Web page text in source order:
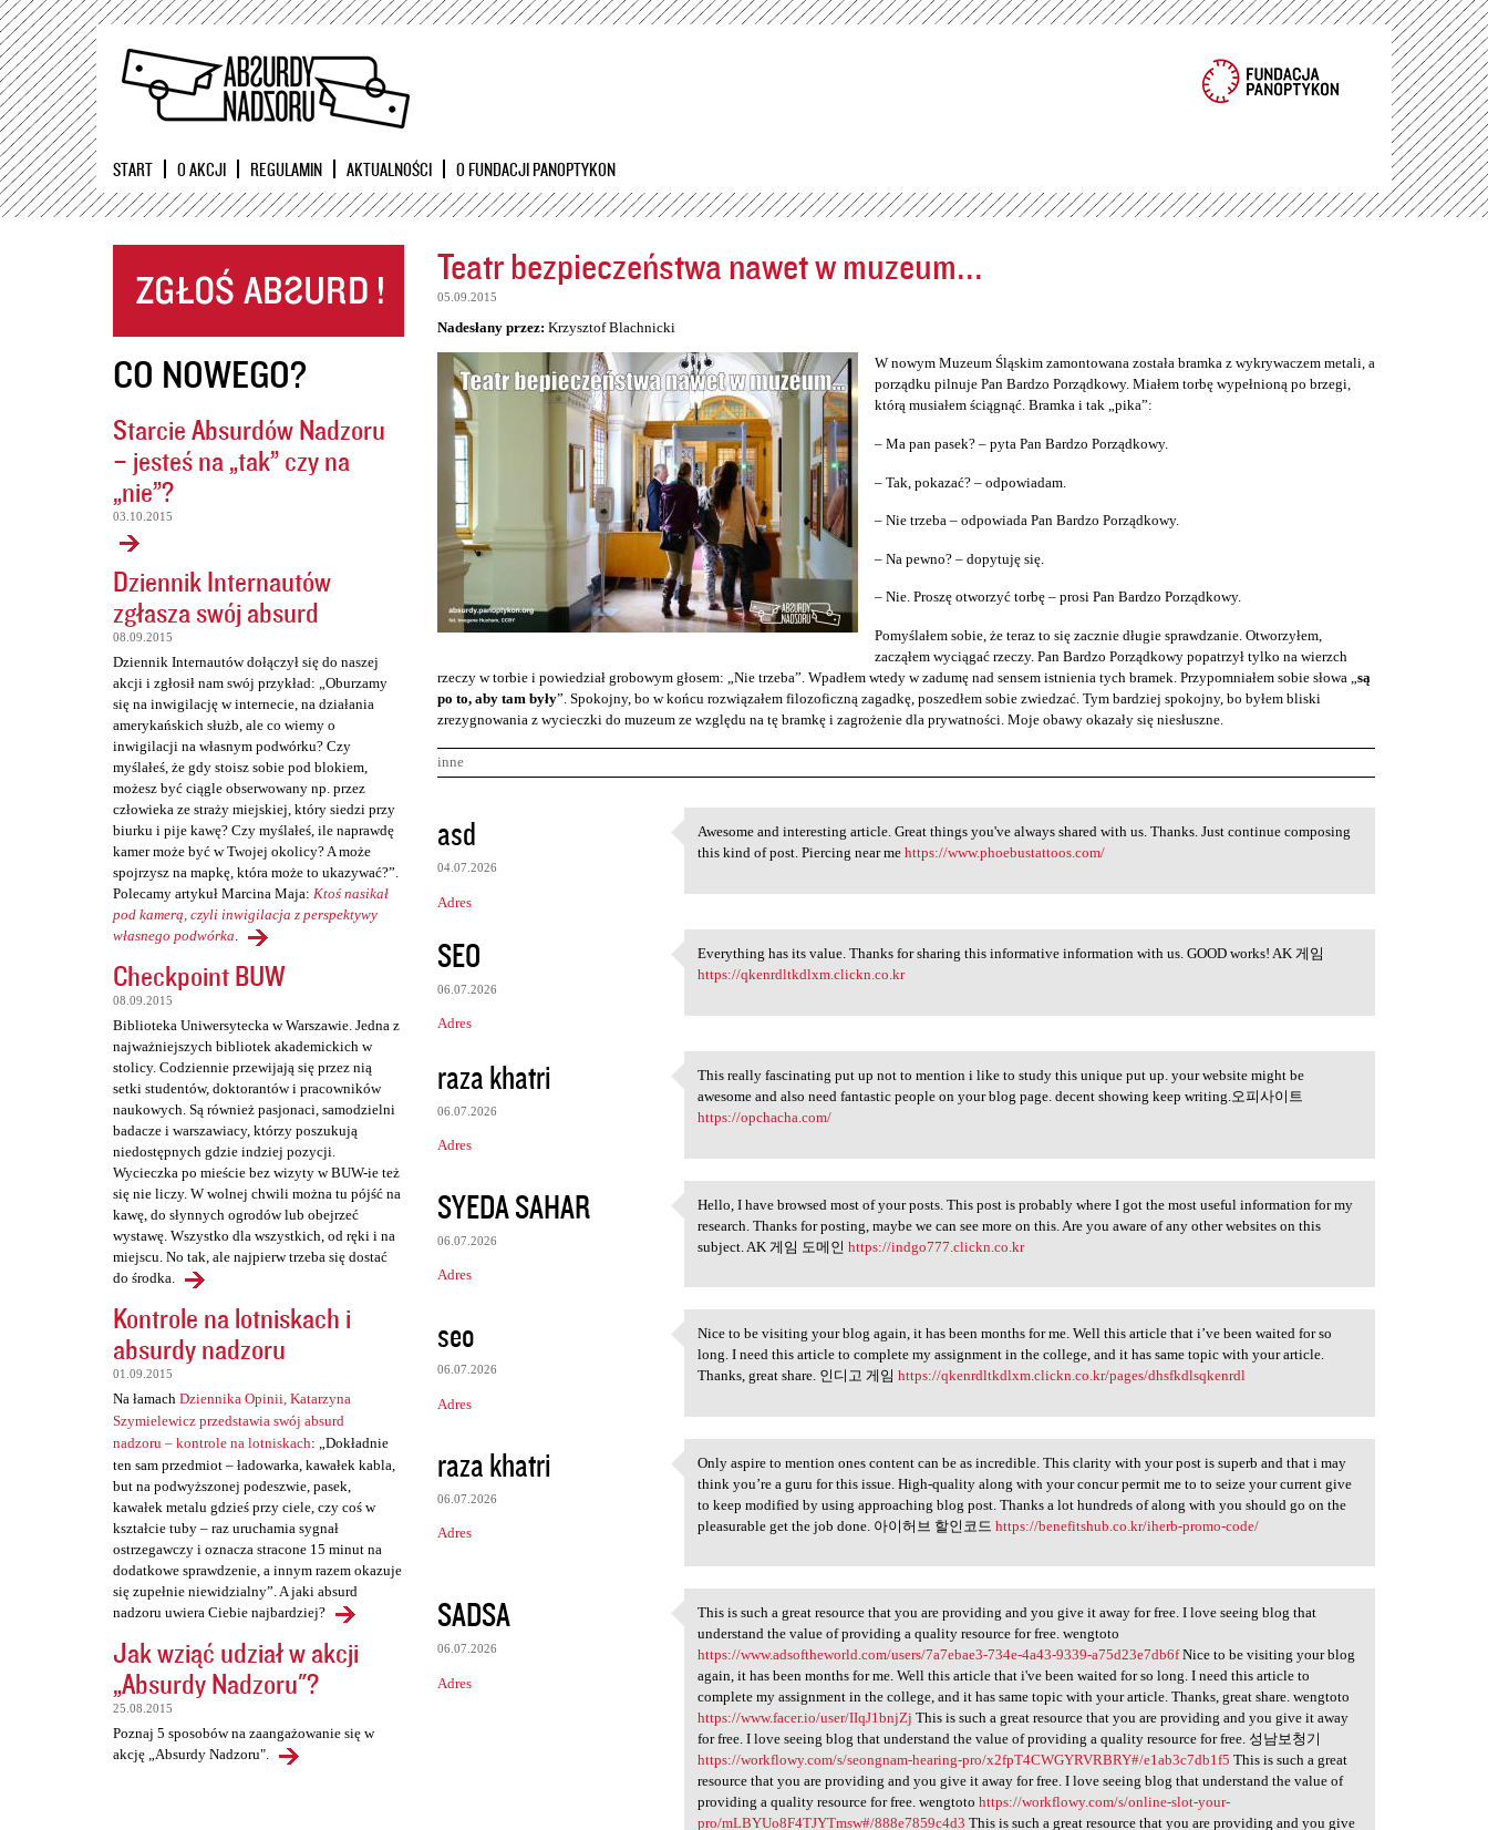
Przejdź
START O AKCJI REGULAMIN AKTUALNOŚCI O FUNDACJI PANOPTYKON
CO NOWEGO?
Starcie Absurdów Nadzoru
– jesteś na „tak” czy na
„nie”?
03.10.2015
Dziennik Internautów
zgłasza swój absurd
08.09.2015
Dziennik Internautów dołączył się do naszej
akcji i zgłosił nam swój przykład: „Oburzamy
się na inwigilację w internecie, na działania
amerykańskich służb, ale co wiemy o
inwigilacji na własnym podwórku? Czy
myślałeś, że gdy stoisz sobie pod blokiem,
możesz być ciągle obserwowany np. przez
człowieka ze straży miejskiej, który siedzi przy
biurku i pije kawę? Czy myślałeś, ile naprawdę
kamer może być w Twojej okolicy? A może
spojrzysz na mapkę, która może to ukazywać?”.
Polecamy artykuł Marcina Maja: Ktoś nasikał
pod kamerą, czyli inwigilacja z perspektywy
własnego podwórka.
Checkpoint BUW
08.09.2015
Biblioteka Uniwersytecka w Warszawie. Jedna z
najważniejszych bibliotek akademickich w
stolicy. Codziennie przewijają się przez nią
setki studentów, doktorantów i pracowników
naukowych. Są również pasjonaci, samodzielni
badacze i warszawiacy, którzy poszukują
niedostępnych gdzie indziej pozycji.
Wycieczka po mieście bez wizyty w BUW-ie też
się nie liczy. W wolnej chwili można tu pójść na
kawę, do słynnych ogrodów lub obejrzeć
wystawę. Wszystko dla wszystkich, od ręki i na
miejscu. No tak, ale najpierw trzeba się dostać
do środka.
Kontrole na lotniskach i
absurdy nadzoru
01.09.2015
Na łamach Dziennika Opinii, Katarzyna
Szymielewicz przedstawia swój absurd
nadzoru – kontrole na lotniskach: „Dokładnie
ten sam przedmiot – ładowarka, kawałek kabla,
but na podwyższonej podeszwie, pasek,
kawałek metalu gdzieś przy ciele, czy coś w
kształcie tuby – raz uruchamia sygnał
ostrzegawczy i oznacza stracone 15 minut na
dodatkowe sprawdzenie, a innym razem okazuje
się zupełnie niewidzialny”. A jaki absurd
nadzoru uwiera Ciebie najbardziej?
Jak wziąć udział w akcji
„Absurdy Nadzoru"?
25.08.2015
Poznaj 5 sposobów na zaangażowanie się w
akcję „Absurdy Nadzoru".
Teatr bezpieczeństwa nawet w muzeum...
05.09.2015
Nadesłany przez: Krzysztof Blachnicki
W nowym Muzeum Śląskim zamontowana została bramka z wykrywaczem metali, a
porządku pilnuje Pan Bardzo Porządkowy. Miałem torbę wypełnioną po brzegi,
którą musiałem ściągnąć. Bramka i tak „pika”:
– Ma pan pasek? – pyta Pan Bardzo Porządkowy.
– Tak, pokazać? – odpowiadam.
– Nie trzeba – odpowiada Pan Bardzo Porządkowy.
– Na pewno? – dopytuję się.
– Nie. Proszę otworzyć torbę – prosi Pan Bardzo Porządkowy.
Pomyślałem sobie, że teraz to się zacznie długie sprawdzanie. Otworzyłem,
zacząłem wyciągać rzeczy. Pan Bardzo Porządkowy popatrzył tylko na wierzch
rzeczy w torbie i powiedział grobowym głosem: „Nie trzeba”. Wpadłem wtedy w zadumę nad sensem istnienia tych bramek. Przypomniałem sobie słowa „ są
po to, aby tam były”. Spokojny, bo w końcu rozwiązałem filozoficzną zagadkę, poszedłem sobie zwiedzać. Tym bardziej spokojny, bo byłem bliski
zrezygnowania z wycieczki do muzeum ze względu na tę bramkę i zagrożenie dla prywatności. Moje obawy okazały się niesłuszne.
inne
K
o
m
e
n
t
r
z
e
asd
04.07.2026
Adres
Awesome and interesting
Awesome and interesting article. Great things you've always shared with us. Thanks. Just continue composing
this kind of post. Piercing near mehttps://www.phoebustattoos.com/
SEO
06.07.2026
Adres
Everything has its value.
Everything has its value. Thanks for sharing this informative information with us. GOOD works! AK 게임
https://qkenrdltkdlxm.clickn.co.kr
raza khatri
06.07.2026
Adres
This really fascinating put
This really fascinating put up not to mention i like to study this unique put up. your website might be
awesome and also need fantastic people on your blog page. decent showing keep writing.오피사이트
https://opchacha.com/
SYEDA SAHAR
06.07.2026
Adres
Hello, I have browsed most of
Hello, I have browsed most of your posts. This post is probably where I got the most useful information for my
research. Thanks for posting, maybe we can see more on this. Are you aware of any other websites on this
subject. AK 게임 도메인https://indgo777.clickn.co.kr
seo
06.07.2026
Adres
Nice to be visiting your blog
Nice to be visiting your blog again, it has been months for me. Well this article that i’ve been waited for so
long. I need this article to complete my assignment in the college, and it has same topic with your article.
Thanks, great share. 인디고 게임https://qkenrdltkdlxm.clickn.co.kr/pages/dhsfkdlsqkenrdl
raza khatri
06.07.2026
Adres
Only aspire to mention ones
Only aspire to mention ones content can be as incredible. This clarity with your post is superb and that i may
think you’re a guru for this issue. High-quality along with your concur permit me to to seize your current give
to keep modified by using approaching blog post. Thanks a lot hundreds of along with you should go on the
pleasurable get the job done. 아이허브 할인코드https://benefitshub.co.kr/iherb-promo-code/
SADSA
06.07.2026
Adres
This is such a great resource
This is such a great resource that you are providing and you give it away for free. I love seeing blog that
understand the value of providing a quality resource for free. wengtoto
https://www.adsoftheworld.com/users/7a7ebae3-734e-4a43-9339-a75d23e7db6fNice to be visiting your blog
again, it has been months for me. Well this article that i've been waited for so long. I need this article to
complete my assignment in the college, and it has same topic with your article. Thanks, great share. wengtoto
https://www.facer.io/user/IIqJ1bnjZj This is such a great resource that you are providing and you give it away
for free. I love seeing blog that understand the value of providing a quality resource for free. 성남보청기
https://workflowy.com/s/seongnam-hearing-pro/x2fpT4CWGYRVRBRY#/e1ab3c7db1f5 This is such a great
resource that you are providing and you give it away for free. I love seeing blog that understand the value of
providing a quality resource for free. wengtotohttps://workflowy.com/s/online-slot-your-
pro/mLBYUo8F4TJYTmsw#/888e7859c4d3 This is such a great resource that you are providing and you give